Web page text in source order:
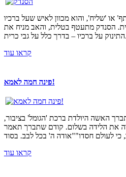
надоедливых звонков кредит
гражданам Украины. Взяти
או 'שליח', והוא מכוון לאיש שעל ברכיו
הסנדק מתעטף בטלית, והאב מניח את
קראו עוד
פינה חמה לאמא!
האשה היולדת ברכת 'הגומל' בציבור,
את הלידה בשלום. קודם שתברך תאמר
קראו עוד